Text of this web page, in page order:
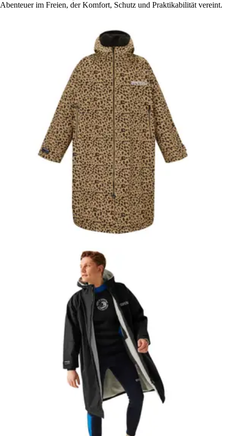
Abenteuer im Freien, der Komfort, Schutz und Praktikabilität vereint.